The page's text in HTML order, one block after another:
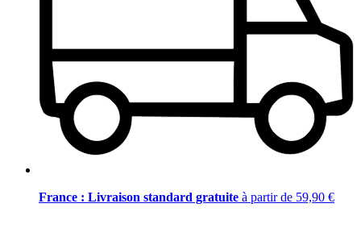
France : Livraison standard gratuite à partir de 59,90 €